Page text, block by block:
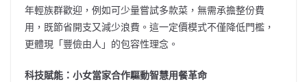
年輕族群歡迎，例如可少量嘗試多款菜，無需承擔整份費
用，既節省開支又減少浪費。這一定價模式不僅降低門檻，
更體現「豐儉由人」的包容性理念。
科技賦能：小女當家合作驅動智慧用餐革命